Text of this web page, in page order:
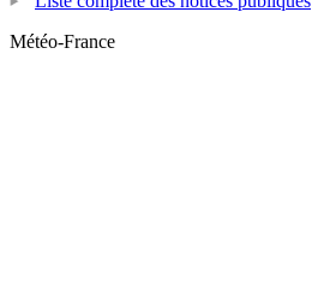
Météo-France